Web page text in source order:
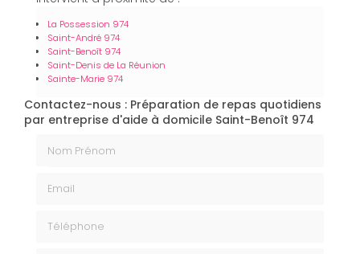
La Possession 974
Saint-André 974
Saint-Benoît 974
Saint-Denis de La Réunion
Sainte-Marie 974
Contactez-nous : Préparation de repas quotidiens
par entreprise d'aide à domicile Saint-Benoît 974